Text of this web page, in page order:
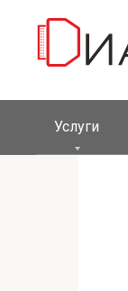
контенту
Услуги